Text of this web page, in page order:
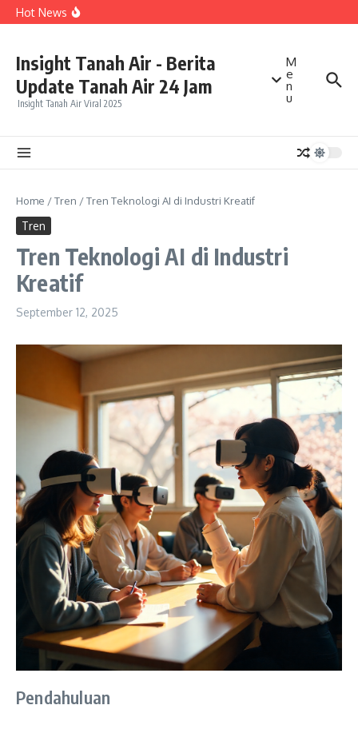
Lewati ke konten
Hot News
Pengendara Motor Diduga Melawan Arah di Pakansari,
Tiga Orang Terluka dalam Kecelakaan
Insight Tanah Air - Berita
Update Tanah Air 24 Jam
Insight Tanah Air Viral 2025
M
e
n
u
Home /Tren /Tren Teknologi AI di Industri Kreatif
Tren
Tren Teknologi AI di Industri
Kreatif
September 12, 2025
Pendahuluan